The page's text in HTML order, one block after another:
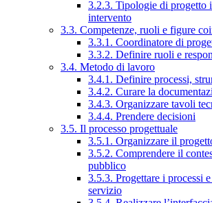
3.2.3. Tipologie di progetto
intervento
3.3. Competenze, ruoli e figure
3.3.1. Coordinatore di
3.3.2. Definire ruoli e
3.4. Metodo di lavoro
3.4.1. Definire processi,
3.4.2. Curare la
3.4.3. Organizzare tavoli
3.4.4. Prendere decisioni
3.5. Il processo progettuale
3.5.1. Organizzare il
3.5.2. Comprendere il
pubblico
3.5.3. Progettare i processi
servizio